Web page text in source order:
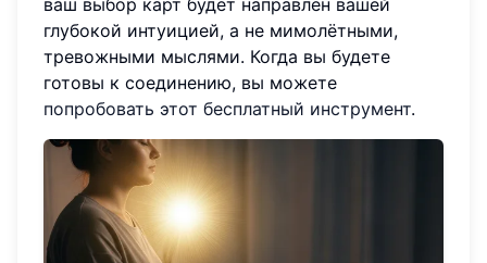
ваш выбор карт будет направлен вашей
глубокой интуицией, а не мимолётными,
тревожными мыслями. Когда вы будете
готовы к соединению, вы можете
попробовать этот бесплатный инструмент.